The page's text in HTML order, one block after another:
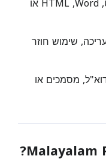
שימוש חוזר
מסמכים או